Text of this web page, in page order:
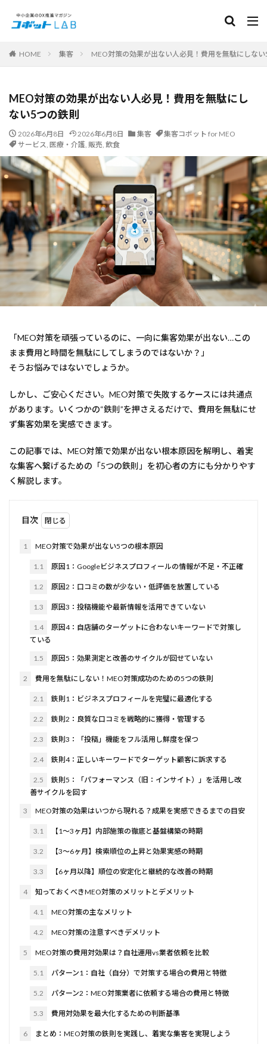
HOME 集客 MEO対策の効果が出ない人必見！費用を無駄にしな
MEO対策の効果が出ない人必見！費用を無駄にし
ない5つの鉄則
2026年6月8日 2026年6月8日 集客
集客コボット for MEO
サービス, 医療・介護, 販売, 飲食
「MEO対策を頑張っているのに、一向に集客効果が出ない…この
まま費用と時間を無駄にしてしまうのではないか？」
そうお悩みではないでしょうか。
しかし、ご安心ください。MEO対策で失敗するケースには共通点
があります。いくつかの“鉄則”を押さえるだけで、費用を無駄にせ
ず集客効果を実感できます。
この記事では、MEO対策で効果が出ない根本原因を解明し、着実
な集客へ繋げるための「5つの鉄則」を初心者の方にも分かりやす
く解説します。
目次
1 MEO対策で効果が出ない5つの根本原因
1.1 原因1：Googleビジネスプロフィールの情報が不足・不正確
1.2 原因2：口コミの数が少ない・低評価を放置している
1.3 原因3：投稿機能や最新情報を活用できていない
1.4
原因4：自店舗のターゲットに合わないキーワードで対策し
ている
1.5 原因5：効果測定と改善のサイクルが回せていない
2 費用を無駄にしない！MEO対策成功のための5つの鉄則
2.1 鉄則1：ビジネスプロフィールを完璧に最適化する
2.2 鉄則2：良質な口コミを戦略的に獲得・管理する
2.3 鉄則3：「投稿」機能をフル活用し鮮度を保つ
2.4 鉄則4：正しいキーワードでターゲット顧客に訴求する
2.5
鉄則5：「パフォーマンス（旧：インサイト）」を活用し改
善サイクルを回す
3 MEO対策の効果はいつから現れる？成果を実感できるまでの目安
3.1 【1〜3ヶ月】内部施策の徹底と基盤構築の時期
3.2 【3〜6ヶ月】検索順位の上昇と効果実感の時期
3.3 【6ヶ月以降】順位の安定化と継続的な改善の時期
4 知っておくべきMEO対策のメリットとデメリット
4.1 MEO対策の主なメリット
4.2 MEO対策の注意すべきデメリット
5 MEO対策の費用対効果は？自社運用vs業者依頼を比較
5.1 パターン1：自社（自分）で対策する場合の費用と特徴
5.2 パターン2：MEO対策業者に依頼する場合の費用と特徴
5.3 費用対効果を最大化するための判断基準
6 まとめ：MEO対策の鉄則を実践し、着実な集客を実現しよう
サービス
面接コボット for アルバイト
HRコボット for 営業リスト
人事労務コボット
採用ページコボット
集客コボット for MEO
集客コボット for SNS Booster
PICKUP
検索